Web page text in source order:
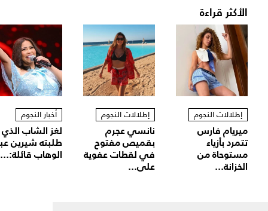
الأكثر قراءة
إطلالات النجوم
ميريام فارس
تتمرد بأزياء
مستوحاة من
الخزانة...
إطلالات النجوم
نانسي عجرم
بقميص مفتوح
في لقطات عفوية
على...
أخبار النجوم
لغز الشاب الذي
طلبته شيرين
الوهاب قائلة:...